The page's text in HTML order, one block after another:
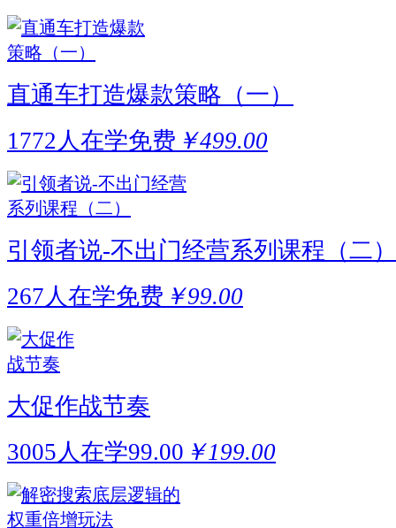
直通车打造爆款策略（一）
1772人在学免费 ￥499.00
引领者说-不出门经营系列课程（二）
267人在学免费 ￥99.00
大促作战节奏
3005人在学99.00 ￥199.00